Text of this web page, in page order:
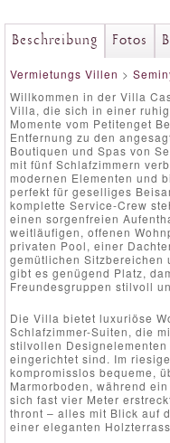
Beschreibung Fotos
Vermietungs Villen >
Willkommen in der Villa
Villa, die sich in einer
Momente vom Petitenget
Entfernung zu den
Boutiquen und Spas von
mit fünf Schlafzimmern
modernen Elementen und
perfekt für geselliges
komplette Service-Crew
einen sorgenfreien
weitläufigen, offenen
privaten Pool, einer
gemütlichen Sitzbereichen
gibt es genügend Platz,
Freundesgruppen stilvoll
Die Villa bietet luxuriöse
Schlafzimmer-Suiten, die
stilvollen
eingerichtet sind. Im
kompromisslos bequeme,
Marmorboden, während
sich fast vier Meter
thront – alles mit Blick auf
einer eleganten